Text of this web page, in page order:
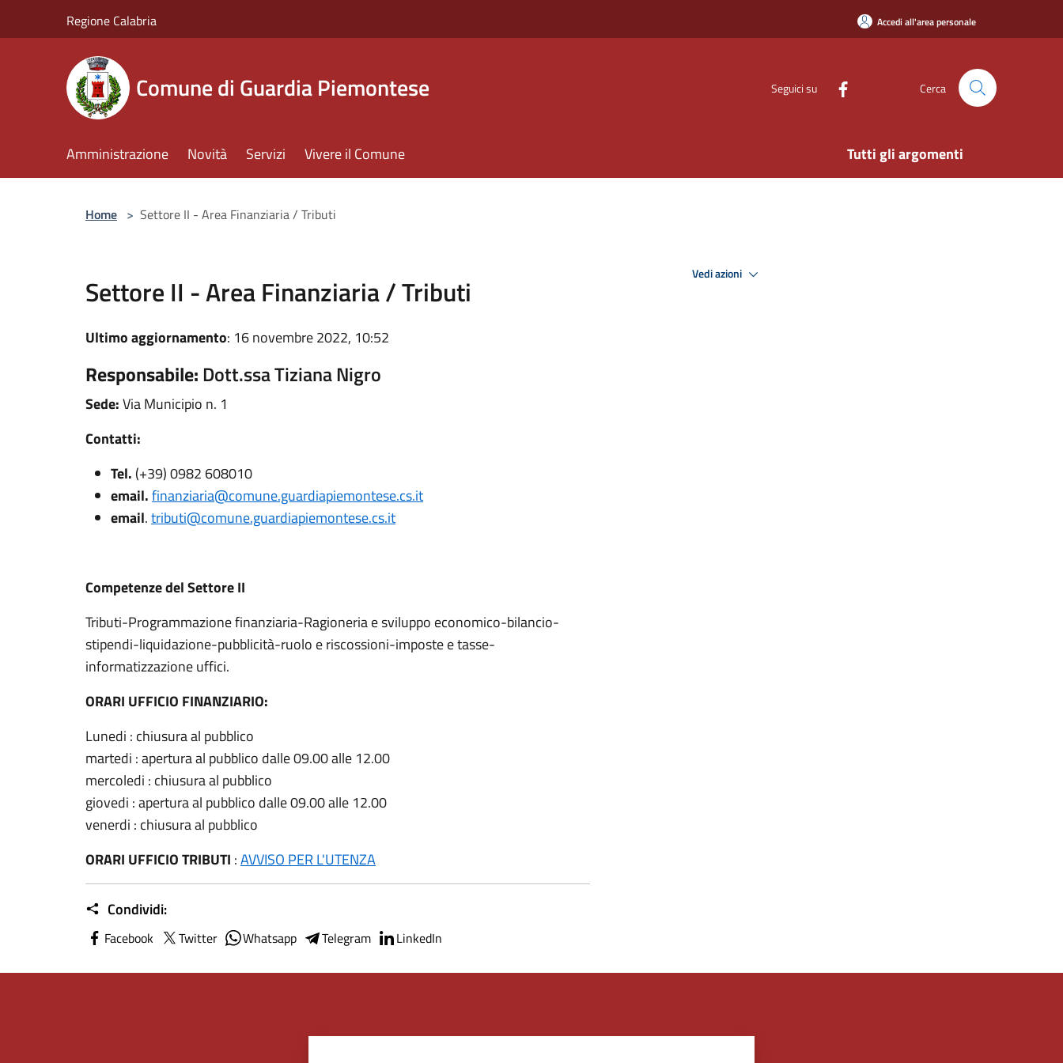
Regione Calabria Accedi all'area personale
Comune di Guardia Piemontese Seguici su Cerca
Amministrazione Novità Servizi Vivere il Comune Tutti gli argomenti
Home > Settore II - Area Finanziaria / Tributi
Settore II - Area Finanziaria / Tributi
Ultimo aggiornamento: 16 novembre 2022, 10:52
Responsabile:Dott.ssa Tiziana Nigro
Sede:Via Municipio n. 1
Contatti:
Tel. (+39) 0982 608010
email.finanziaria@comune.guardiapiemontese.cs.it
email.tributi@comune.guardiapiemontese.cs.it
Competenze del Settore II
Tributi-Programmazione finanziaria-Ragioneria e sviluppo economico-bilancio-
stipendi-liquidazione-pubblicità-ruolo e riscossioni-imposte e tasse-
informatizzazione uffici.
ORARI UFFICIO FINANZIARIO:
Lunedi : chiusura al pubblico
martedi : apertura al pubblico dalle 09.00 alle 12.00
mercoledi : chiusura al pubblico
giovedi : apertura al pubblico dalle 09.00 alle 12.00
venerdi : chiusura al pubblico
ORARI UFFICIO TRIBUTI :AVVISO PER L'UTENZA
Condividi:
Facebook Twitter Whatsapp Telegram LinkedIn
Vedi azioni